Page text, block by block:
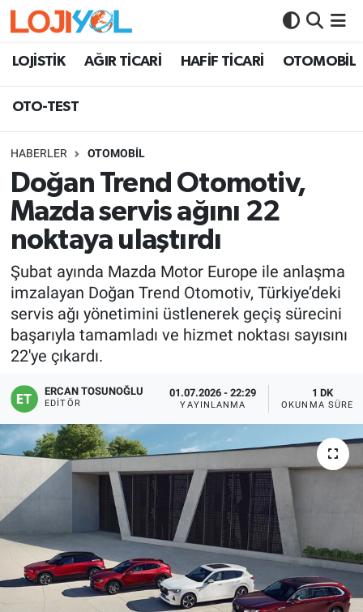
LOJİSTİK AĞIR TİCARİ HAFİF TİCARİ OTOMOBİL
OTO-TEST
HABERLER OTOMOBİL
Doğan Trend Otomotiv,
Mazda servis ağını 22
noktaya ulaştırdı
Şubat ayında Mazda Motor Europe ile anlaşma
imzalayan Doğan Trend Otomotiv, Türkiye’deki
servis ağı yönetimini üstlenerek geçiş sürecini
başarıyla tamamladı ve hizmet noktası sayısını
22'ye çıkardı.
ERCAN TOSUNOĞLU
EDITÖR
01.07.2026 - 22:29
YAYINLANMA
1 DK
OKUNMA SÜRESI
OTO-TEST